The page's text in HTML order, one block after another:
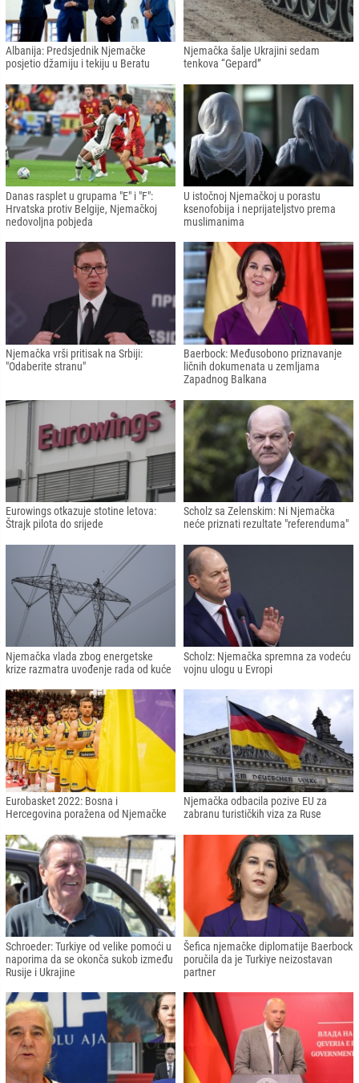
Albanija: Predsjednik Njemačke
posjetio džamiju i tekiju u Beratu
Njemačka šalje Ukrajini sedam
tenkova “Gepard”
Danas rasplet u grupama "E" i "F":
Hrvatska protiv Belgije, Njemačkoj
nedovoljna pobjeda
U istočnoj Njemačkoj u porastu
ksenofobija i neprijateljstvo prema
muslimanima
Njemačka vrši pritisak na Srbiji:
"Odaberite stranu"
Baerbock: Međusobono priznavanje
ličnih dokumenata u zemljama
Zapadnog Balkana
Eurowings otkazuje stotine letova:
Štrajk pilota do srijede
Scholz sa Zelenskim: Ni Njemačka
neće priznati rezultate "referenduma"
Njemačka vlada zbog energetske
krize razmatra uvođenje rada od kuće
Scholz: Njemačka spremna za vodeću
vojnu ulogu u Evropi
Eurobasket 2022: Bosna i
Hercegovina poražena od Njemačke
Njemačka odbacila pozive EU za
zabranu turističkih viza za Ruse
Schroeder: Turkiye od velike pomoći u
naporima da se okonča sukob između
Rusije i Ukrajine
Šefica njemačke diplomatije Baerbock
poručila da je Turkiye neizostavan
partner